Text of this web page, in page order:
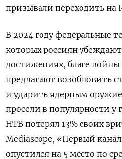
призывали переходить на
В 2024 году федеральные
которых россиян
достижениях, благе
предлагают возобновить
и ударить ядерным
просели в популярности у
НТВ потерял 13% своих
Mediascope, «Первый
опустился на 5 место по